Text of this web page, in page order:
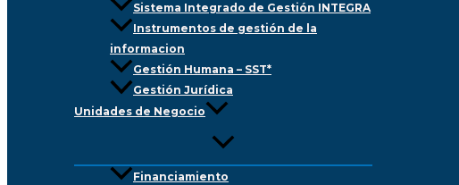
Sistema Integrado de Gestión INTEGRA
Instrumentos de gestión de la
informacion
Gestión Humana – SST*
Gestión Jurídica
Unidades de Negocio
Financiamiento